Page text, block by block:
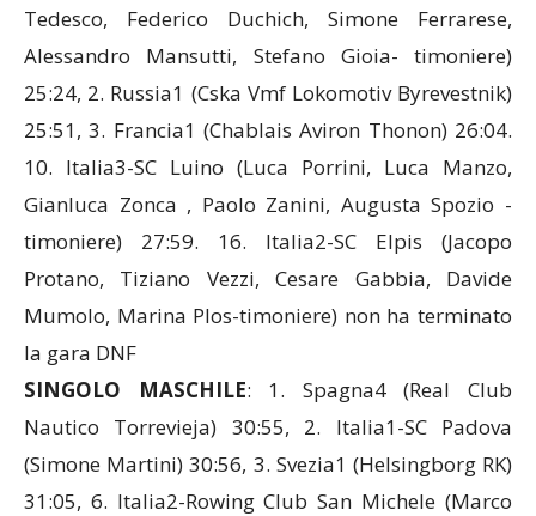
Tedesco, Federico Duchich, Simone Ferrarese,
Alessandro Mansutti, Stefano Gioia- timoniere)
25:24, 2. Russia1 (Cska Vmf Lokomotiv Byrevestnik)
25:51, 3. Francia1 (Chablais Aviron Thonon) 26:04.
10. Italia3-SC Luino (Luca Porrini, Luca Manzo,
Gianluca Zonca , Paolo Zanini, Augusta Spozio -
timoniere) 27:59. 16. Italia2-SC Elpis (Jacopo
Protano, Tiziano Vezzi, Cesare Gabbia, Davide
Mumolo, Marina Plos-timoniere) non ha terminato
la gara DNF
SINGOLO MASCHILE: 1. Spagna4 (Real Club
Nautico Torrevieja) 30:55, 2. Italia1-SC Padova
(Simone Martini) 30:56, 3. Svezia1 (Helsingborg RK)
31:05, 6. Italia2-Rowing Club San Michele (Marco